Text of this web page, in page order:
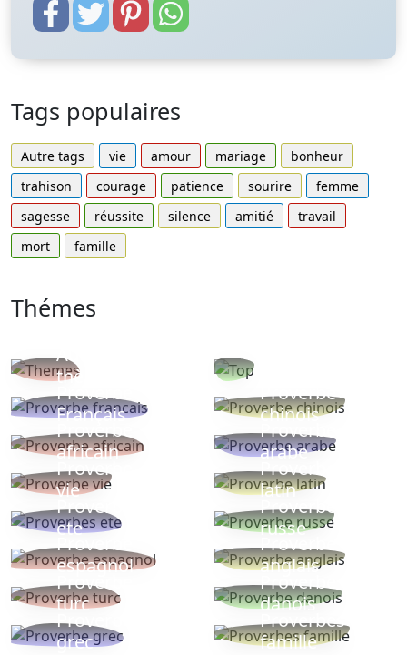
Tags populaires
Autre tags vie amour mariage
bonheur
trahison
courage patience sourire
femme
sagesse
réussite silence amitié
travail
mort
famille
Thémes
Autres
thèmes
Proverbe
Français
Proverbe
chinois
Proverbe
africain
Proverbe
arabe
Proverbe
vie
Proverbe
latin
Proverbes
ete
Proverbe
russe
Proverbe
espagnol
Proverbe
anglais
Proverbe
turc
Proverbe
danois
Proverbe
grec
Proverbes
famille